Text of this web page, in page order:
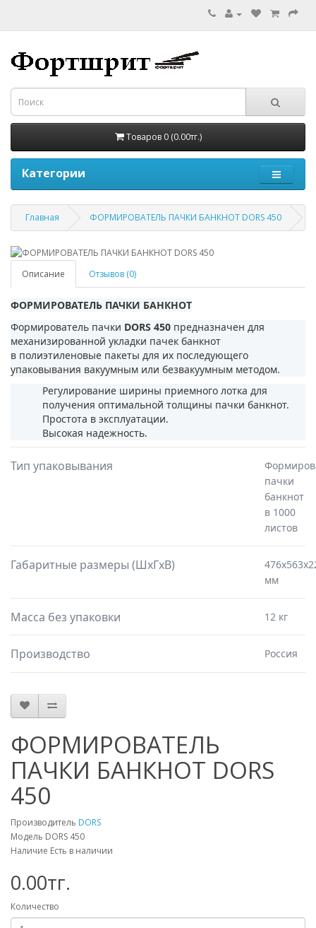
Товаров 0 (0.00тг.)
Категории
Главная ФОРМИРОВАТЕЛЬ ПАЧКИ БАНКНОТ DORS 450
Описание Отзывов (0)
ФОРМИРОВАТЕЛЬ ПАЧКИ БАНКНОТ
Формирователь пачки DORS 450 предназначен для
механизированной укладки пачек банкнот
в полиэтиленовые пакеты для их последующего
упаковывания вакуумным или безвакуумным методом.
Регулирование ширины приемного лотка для
получения оптимальной толщины пачки банкнот.
Простота в эксплуатации.
Высокая надежность.
Тип упаковывания
пачки
банкнот
в 1000
листов
Габаритные размеры (ШхГхВ)
мм
Масса без упаковки 12 кг
Производство Россия
ФОРМИРОВАТЕЛЬ
ПАЧКИ БАНКНОТ DORS
450
Производитель DORS
Модель DORS 450
Наличие Есть в наличии
0.00тг.
Количество